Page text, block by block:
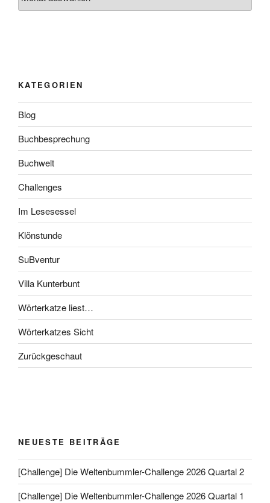
KATEGORIEN
Blog
Buchbesprechung
Buchwelt
Challenges
Im Lesesessel
Klönstunde
SuBventur
Villa Kunterbunt
Wörterkatze liest…
Wörterkatzes Sicht
Zurückgeschaut
NEUESTE BEITRÄGE
[Challenge] Die Weltenbummler-Challenge 2026 Quartal 2
[Challenge] Die Weltenbummler-Challenge 2026 Quartal 1